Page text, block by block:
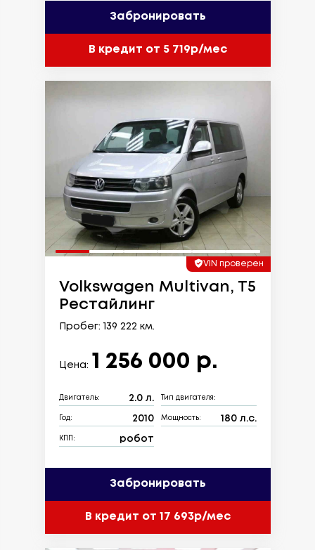
Забронировать
В кредит от 5 719р/мес
VIN проверен
Volkswagen Multivan, T5
Рестайлинг
Пробег: 139 222 км.
Цена: 1 256 000 р.
Двигатель: 2.0 л. Тип двигателя:
Год: 2010 Мощность: 180 л.с.
КПП: робот
Забронировать
В кредит от 17 693р/мес